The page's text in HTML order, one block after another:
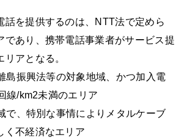
話を提供するのは、NTT法で定めら
であり、携帯電話事業者がサービス提
アとなる。
島振興法等の対象地域、かつ加入電
線/km2未満のエリア
で、特別な事情によりメタルケーブ
く不経済なエリア